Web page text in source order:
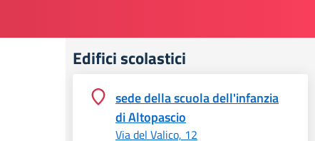
Edifici scolastici
sede della scuola dell'infanzia
di Altopascio
Via del Valico, 12